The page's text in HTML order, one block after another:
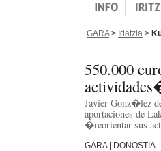
GARA> Idatzia >
550.000
Javier Gonz�lez
aportaciones de
�reorientar sus
GARA | DONOSTIA